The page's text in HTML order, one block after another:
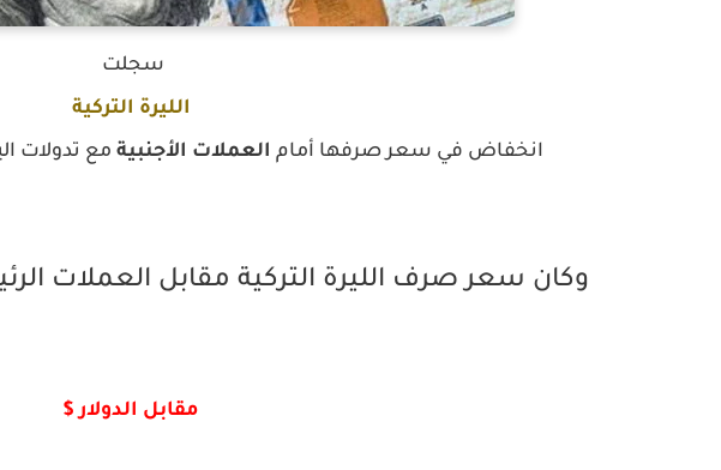
سجلت
الليرة التركية
انخفاض في سعر صرفها أمام العملات الأجنبية مع تدولات اليوم الأحد
وكان سعر صرف الليرة التركية مقابل العملات
مقابل الدولار $